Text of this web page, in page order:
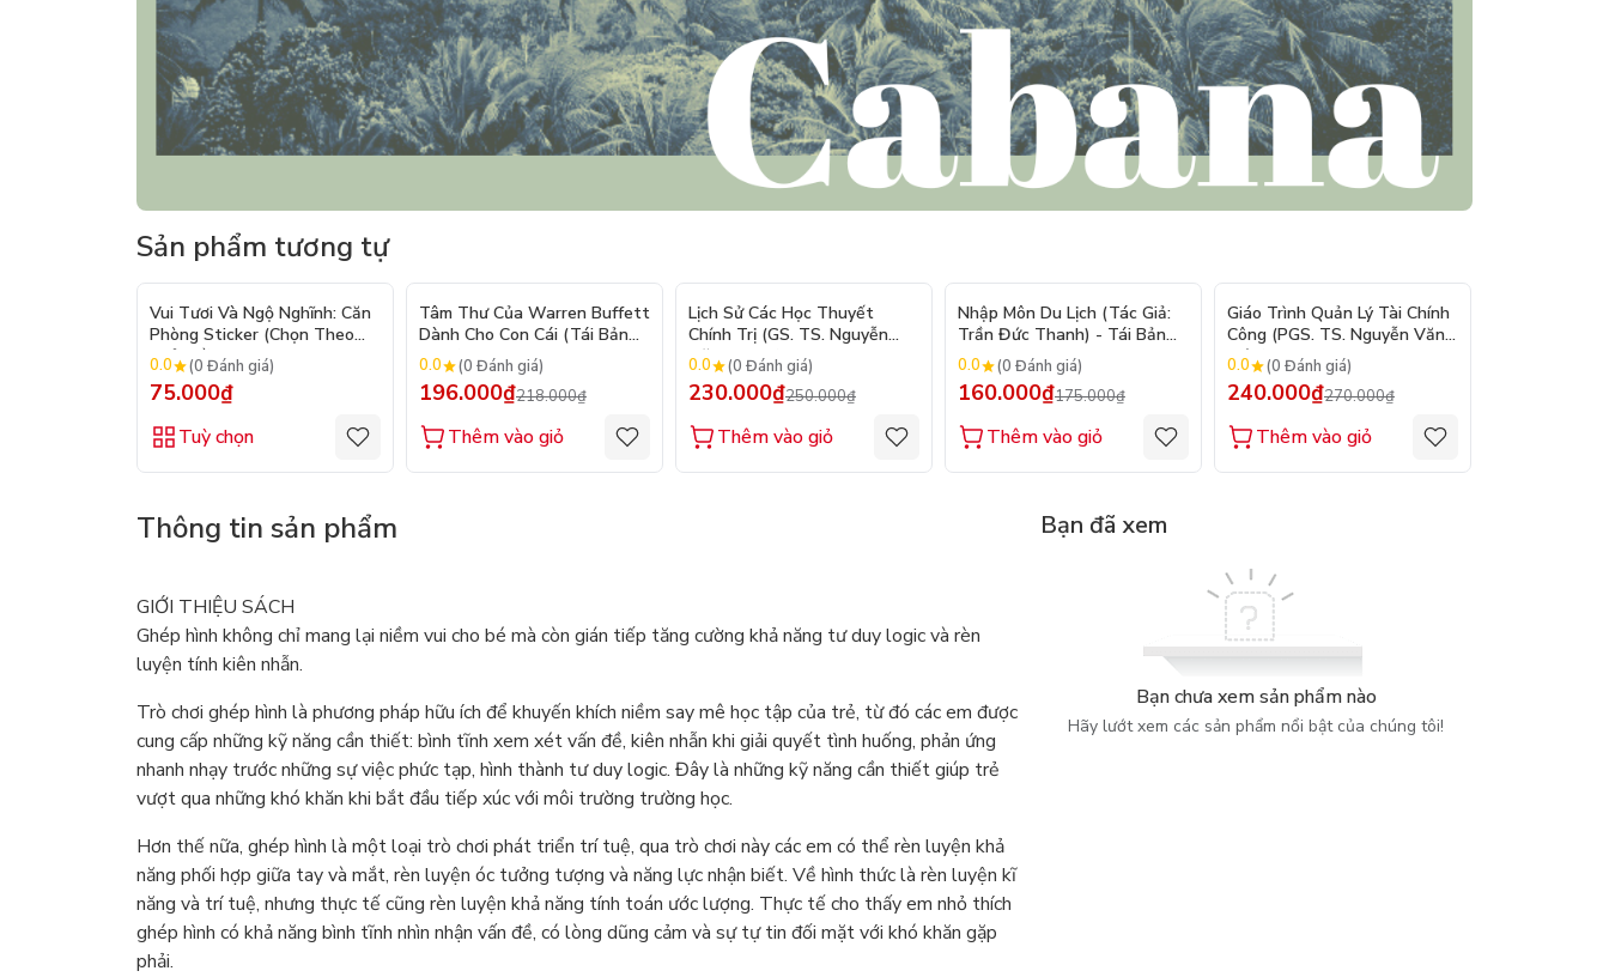
Sản phẩm tương tự
Vui Tươi Và Ngộ Nghĩnh: Căn
Phòng Sticker (Chọn Theo
Chủ Đề) - Hơn 250 Sticker
0.0 (0 Đánh giá)
75.000₫
Tuỳ chọn
- 10%
Tâm Thư Của Warren Buffett
Dành Cho Con Cái (Tái Bản
2026)
0.0 (0 Đánh giá)
196.000₫218.000₫
Thêm vào giỏ
Lịch Sử Các Học Thuyết
Chính Trị (GS. TS. Nguyễn
Đăng Dung)
0.0 (0 Đánh giá)
230.000₫250.000₫
Thêm vào giỏ
- 9%
Nhập Môn Du Lịch (Tác Giả:
Trần Đức Thanh) - Tái Bản
2026
0.0 (0 Đánh giá)
160.000₫175.000₫
Thêm vào giỏ
- 11%
Giáo Trình Quản Lý Tài Chính
Công (PGS. TS. Nguyễn Văn
Hiệu)
0.0 (0 Đánh giá)
240.000₫270.000₫
Thêm vào giỏ
Thông tin sản phẩm
GIỚI THIỆU SÁCH
Ghép hình không chỉ mang lại niềm vui cho bé mà còn gián tiếp tăng cường khả năng tư duy logic và rèn
luyện tính kiên nhẫn.
Trò chơi ghép hình là phương pháp hữu ích để khuyến khích niềm say mê học tập của trẻ, từ đó các em được
cung cấp những kỹ năng cần thiết: bình tĩnh xem xét vấn đề, kiên nhẫn khi giải quyết tình huống, phản ứng
nhanh nhạy trước những sự việc phức tạp, hình thành tư duy logic. Đây là những kỹ năng cần thiết giúp trẻ
vượt qua những khó khăn khi bắt đầu tiếp xúc với môi trường trường học.
Hơn thế nữa, ghép hình là một loại trò chơi phát triển trí tuệ, qua trò chơi này các em có thể rèn luyện khả
năng phối hợp giữa tay và mắt, rèn luyện óc tưởng tượng và năng lực nhận biết. Về hình thức là rèn luyện kĩ
năng và trí tuệ, nhưng thực tế cũng rèn luyện khả năng tính toán ước lượng. Thực tế cho thấy em nhỏ thích
ghép hình có khả năng bình tĩnh nhìn nhận vấn đề, có lòng dũng cảm và sự tự tin đối mặt với khó khăn gặp
phải.
Bạn đã xem
Bạn chưa xem sản phẩm nào
Hãy lướt xem các sản phẩm nổi bật của chúng tôi!